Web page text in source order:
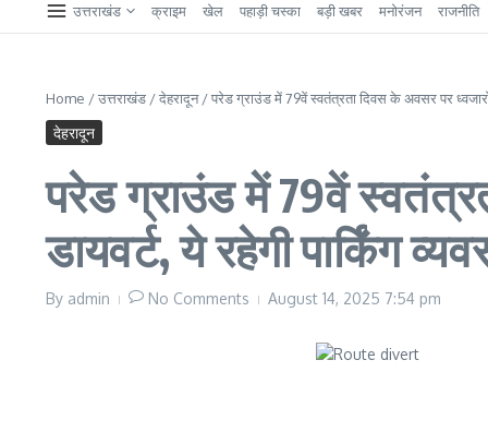
उत्तराखंड क्राइम खेल पहाड़ी चस्का बड़ी खबर मनोरंजन राजनीति
Home /उत्तराखंड /देहरादून/परेड ग्राउंड में 79वें स्वतंत्रता दिवस के अवसर पर
देहरादून
परेड ग्राउंड में 79वें
डायवर्ट, ये रहेगी पार्किंग
By admin No Comments August 14, 2025 7:54 pm